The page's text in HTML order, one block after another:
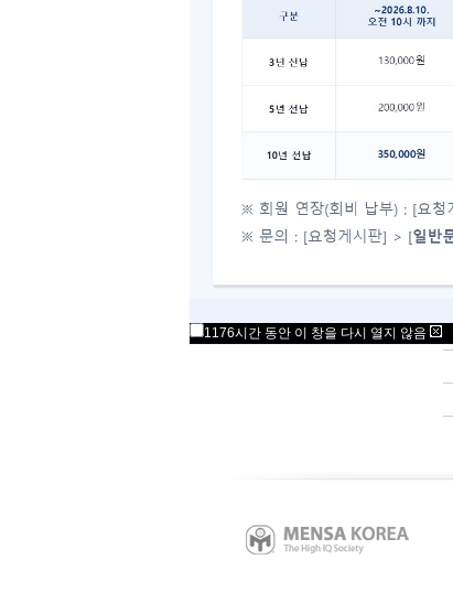
1176시간 동안 이 창을 다시 열지 않음